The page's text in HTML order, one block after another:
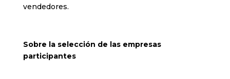
vendedores.
Sobre la selección de las empresas
participantes